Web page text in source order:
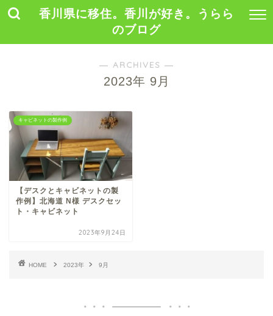
香川県に移住。香川が好き。うらら
のブログ
― ARCHIVES ―
2023年 9月
キャビネットの製作例
【デスクとキャビネットの製
作例】北海道 N様 デスクセッ
ト・キャビネット
2023年9月24日
HOME 2023年 9月